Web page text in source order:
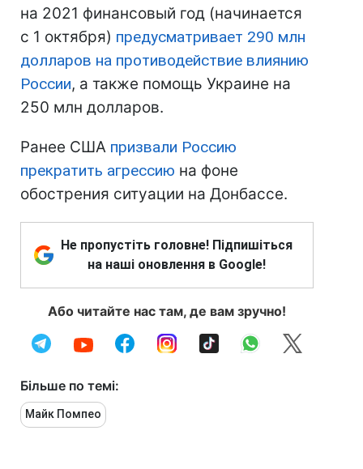
на 2021 финансовый год (начинается
с 1 октября) предусматривает 290 млн
долларов на противодействие влиянию
России, а также помощь Украине на
250 млн долларов.
Ранее США призвали Россию
прекратить агрессию на фоне
обострения ситуации на Донбассе.
Не пропустіть головне! Підпишіться
на наші оновлення в Google!
Або читайте нас там, де вам зручно!
Більше по темі:
Майк Помпео